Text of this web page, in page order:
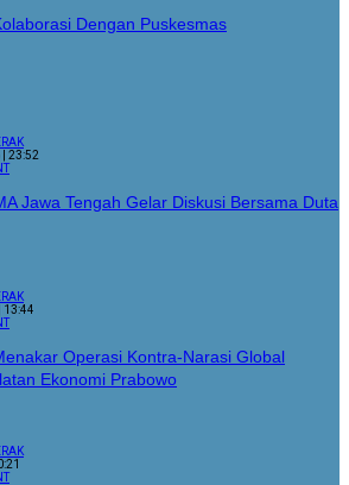
Dengan Puskesmas
23:52
Jawa Tengah Gelar Diskusi Bersama Duta
13:44
Operasi Kontra-Narasi Global
Ekonomi Prabowo